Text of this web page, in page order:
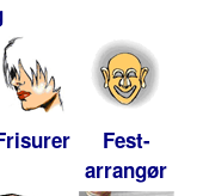
Fest-
arrangør